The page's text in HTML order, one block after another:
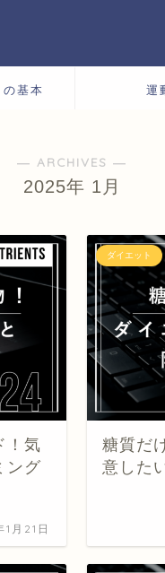
基本 運
― ARCHIVES ―
2025年 1月
！気
ング
月21日
ダイエット
糖質だ
意した